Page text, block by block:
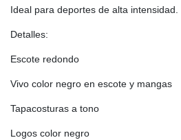
Ideal para deportes de alta intensidad.
Detalles:
Escote redondo
Vivo color negro en escote y mangas
Tapacosturas a tono
Logos color negro